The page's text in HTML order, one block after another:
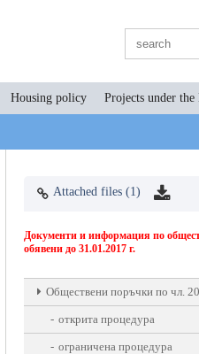
Housing policy Projects under the
Attached files (1)
Документи и информация по
обявени до 31.01.2017 г.
Oбществени поръчки по чл.
открита процедура
ограничена процедура